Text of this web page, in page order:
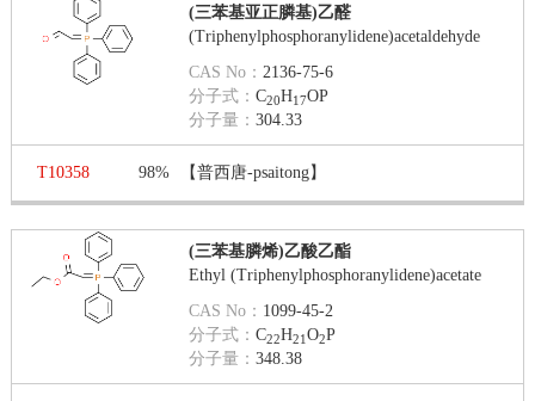
(三苯基亚正膦基)乙醛
(Triphenylphosphoranylidene)acetaldehyde
CAS No：2136-75-6
分子式：C20H17OP
分子量：304.33
T10358 98% 【普西唐-psaitong】
(三苯基膦烯)乙酸乙酯
Ethyl (Triphenylphosphoranylidene)acetate
CAS No： 1099-45-2
分子式：C22H21O2P
分子量：348.38